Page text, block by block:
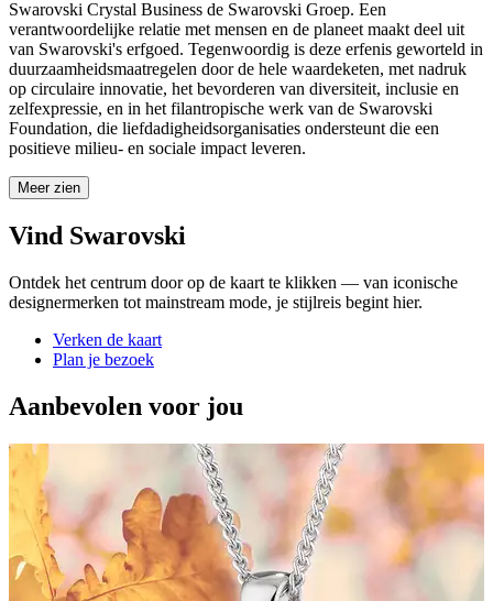
Swarovski Crystal Business de Swarovski Groep. Een
verantwoordelijke relatie met mensen en de planeet maakt deel uit
van Swarovski's erfgoed. Tegenwoordig is deze erfenis geworteld in
duurzaamheidsmaatregelen door de hele waardeketen, met nadruk
op circulaire innovatie, het bevorderen van diversiteit, inclusie en
zelfexpressie, en in het filantropische werk van de Swarovski
Foundation, die liefdadigheidsorganisaties ondersteunt die een
positieve milieu- en sociale impact leveren.
Meer zien
Vind Swarovski
Ontdek het centrum door op de kaart te klikken — van iconische
designermerken tot mainstream mode, je stijlreis begint hier.
Verken de kaart
Plan je bezoek
Aanbevolen voor jou